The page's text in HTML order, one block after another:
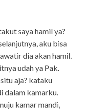
saya hamil ya?
aku bisa
dia akan hamil.
udah ya Pak.
aja? kataku
dalam kamarku.
kamar mandi,